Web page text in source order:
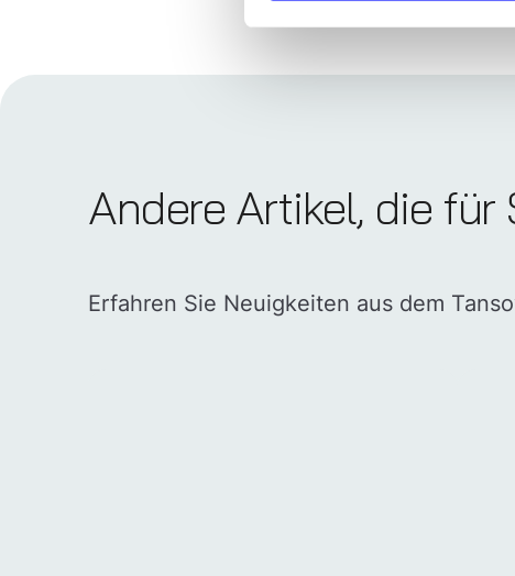
Andere Artikel, die
Erfahren Sie Neuigkeiten aus dem